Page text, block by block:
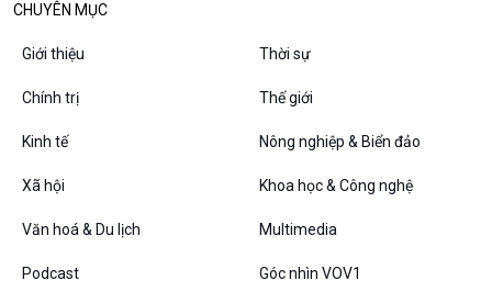
Chân dung cuộc sống
CHUYÊN MỤC
Giới thiệu Thời sự
Chính trị Thế giới
Kinh tế Nông nghiệp & Biển đảo
Xã hội Khoa học & Công nghệ
Văn hoá & Du lịch Multimedia
Podcast Góc nhìn VOV1